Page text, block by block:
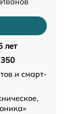
лет
и смарт-